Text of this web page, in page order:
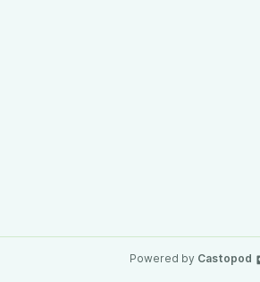
Powered by Castopod